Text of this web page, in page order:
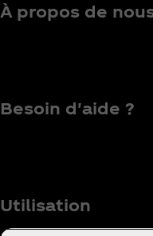
À propos de
Besoin d'aide ?
Utilisation